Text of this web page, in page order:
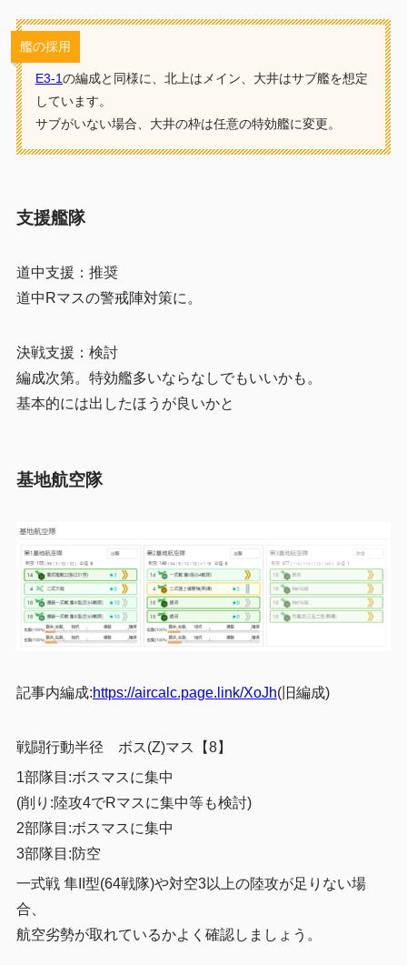
艦の採用
E3-1の編成と同様に、北上はメイン、大井はサブ艦を想定
しています。
サブがいない場合、大井の枠は任意の特効艦に変更。
支援艦隊
道中支援：推奨
道中Rマスの警戒陣対策に。
決戦支援：検討
編成次第。特効艦多いならなしでもいいかも。
基本的には出したほうが良いかと
基地航空隊
記事内編成:https://aircalc.page.link/XoJh(旧編成)
戦闘行動半径 ボス(Z)マス【8】
1部隊目:ボスマスに集中
(削り:陸攻4でRマスに集中等も検討)
2部隊目:ボスマスに集中
3部隊目:防空
一式戦 隼II型(64戦隊)や対空3以上の陸攻が足りない場
合、
航空劣勢が取れているかよく確認しましょう。